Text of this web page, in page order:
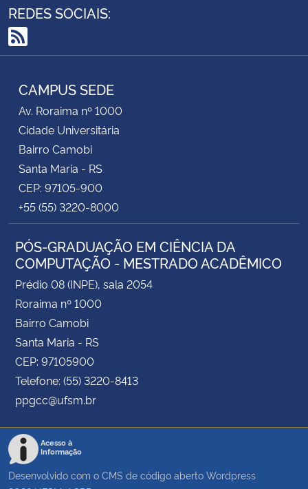
REDES SOCIAIS:
RSS
CAMPUS SEDE
Av. Roraima nº 1000
Cidade Universitária
Bairro Camobi
Santa Maria - RS
CEP: 97105-900
+55 (55) 3220-8000
PÓS-GRADUAÇÃO EM CIÊNCIA DA
COMPUTAÇÃO - MESTRADO ACADÊMICO
Prédio 08 (INPE), sala 2054
Roraima nº 1000
Bairro Camobi
Santa Maria - RS
CEP: 97105900
Telefone: (55) 3220-8413
ppgcc@ufsm.br
Acesso à
Informação
Desenvolvido com o CMS de código aberto Wordpress